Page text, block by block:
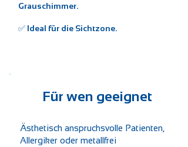
Grauschimmer.
✅ Ideal für die Sichtzone.
Für wen geeignet
Ästhetisch anspruchsvolle Patienten,
Allergiker oder metallfrei